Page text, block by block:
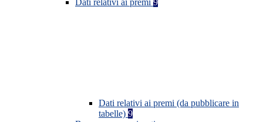
Dati relativi ai premi 9
Dati relativi ai premi (da pubblicare in
tabelle) 9